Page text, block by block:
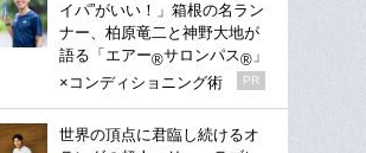
イパ”がいい！」箱根の名ラン
ナー、柏原竜二と神野大地が
語る「エアー®サロンパス® 」
×コンディショニング術
PR
世界の頂点に君臨し続けるオ